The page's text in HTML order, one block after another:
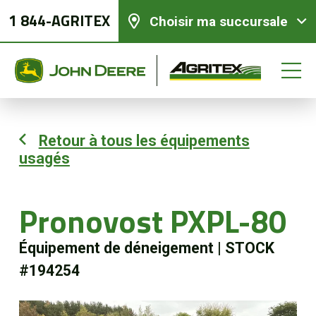
1 844-AGRITEX Choisir ma succursale
Retour à tous les équipements
usagés
Pronovost PXPL-80
Équipement de déneigement
STOCK
#194254
Équipements neufs
Équipements usagés
Pièces et services
Agriculture de précision